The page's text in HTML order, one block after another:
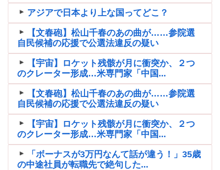
アジアで日本より上な国ってどこ？
【文春砲】松山千春のあの曲が……参院選
自民候補の応援で公選法違反の疑い
【宇宙】ロケット残骸が月に衝突か、２つ
のクレーター形成…米専門家「中国...
【文春砲】松山千春のあの曲が……参院選
自民候補の応援で公選法違反の疑い
【宇宙】ロケット残骸が月に衝突か、２つ
のクレーター形成…米専門家「中国...
「ボーナスが3万円なんて話が違う！」35歳
の中途社員が転職先で絶句した...